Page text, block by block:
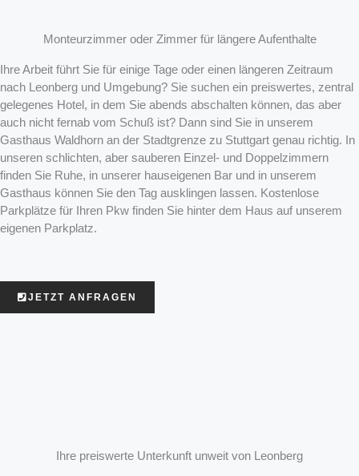
Monteurzimmer oder Zimmer für längere Aufenthalte
Ihre Arbeit führt Sie für einige Tage oder einen längeren Zeitraum
nach Leonberg und Umgebung? Sie suchen ein preiswertes, zentral
gelegenes Hotel, in dem Sie abends abschalten können, das aber
auch nicht fernab vom Schuß ist? Dann sind Sie in unserem
Gasthaus Waldhorn an der Stadtgrenze zu Stuttgart genau richtig. In
unseren schlichten, aber sauberen Einzel- und Doppelzimmern
finden Sie Ruhe, in unserer hauseigenen Bar und in unserem
Gasthaus können Sie den Tag ausklingen lassen. Kostenlose
Parkplätze für Ihren Pkw finden Sie hinter dem Haus auf unserem
eigenen Parkplatz.
JETZT ANFRAGEN
Ihre preiswerte Unterkunft unweit von Leonberg